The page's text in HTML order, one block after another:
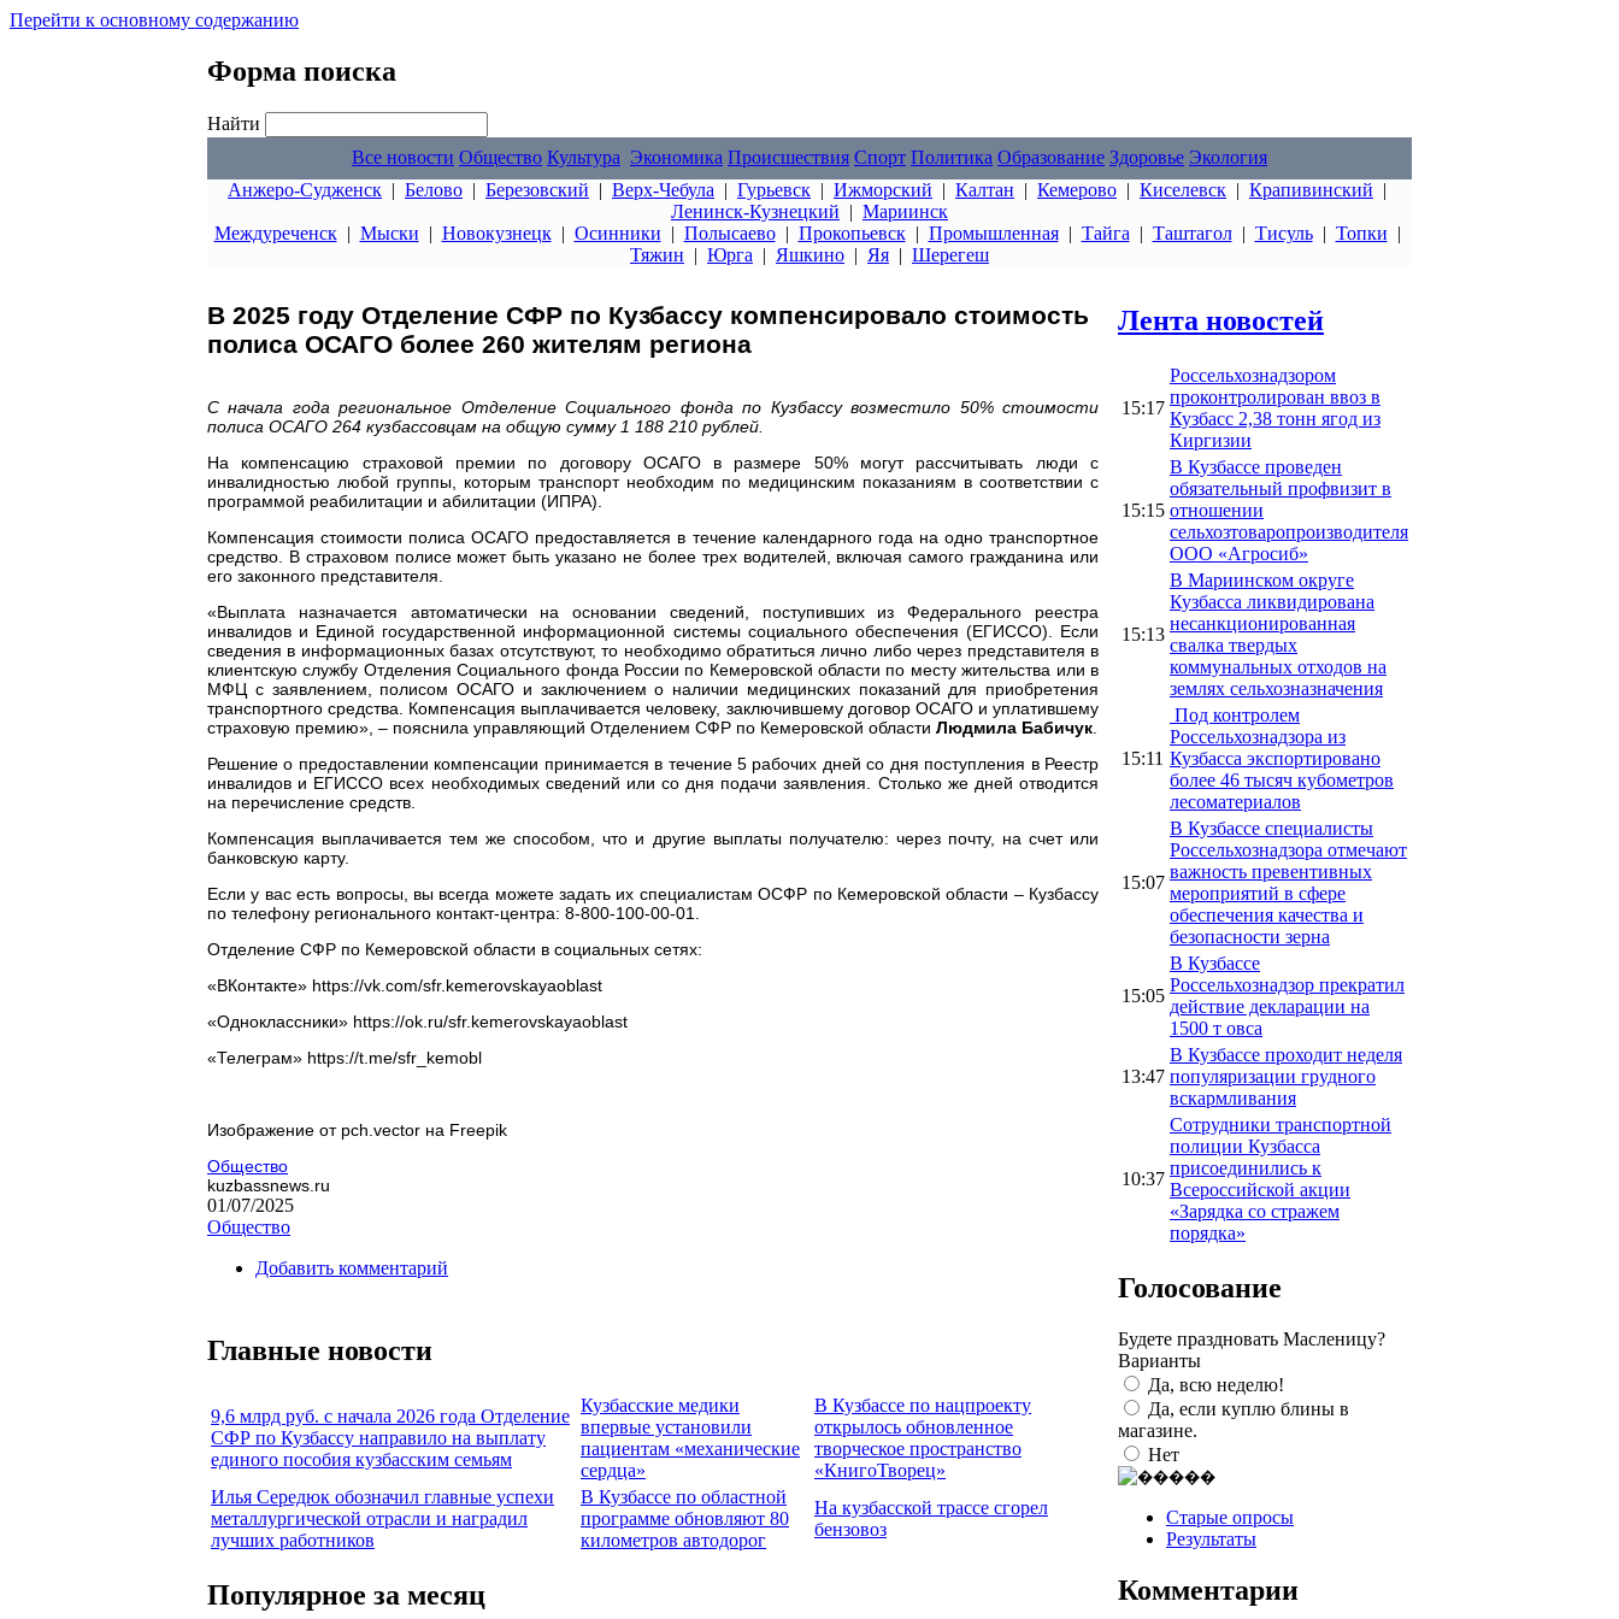
Перейти к основному содержанию
Форма поиска
Найти
Все новости Общество Культура Экономика Происшествия Спорт Политика Образование Здоровье Экология
Анжеро-Судженск | Белово | Березовский | Верх-Чебула | Гурьевск | Ижморский | Калтан | Кемерово | Киселевск | Крапивинский |
Ленинск-Кузнецкий | Мариинск
Междуреченск| Мыски | Новокузнецк| Осинники | Полысаево| Прокопьевск| Промышленная| Тайга | Таштагол| Тисуль| Топки |
Тяжин | Юрга | Яшкино | Яя | Шерегеш
В 2025 году Отделение СФР по Кузбассу компенсировало стоимость
полиса ОСАГО более 260 жителям региона
С начала года региональное Отделение Социального фонда по Кузбассу возместило 50% стоимости
полиса ОСАГО 264 кузбассовцам на общую сумму 1 188 210 рублей.
На компенсацию страховой премии по договору ОСАГО в размере 50% могут рассчитывать люди с
инвалидностью любой группы, которым транспорт необходим по медицинским показаниям в соответствии с
программой реабилитации и абилитации (ИПРА).
Компенсация стоимости полиса ОСАГО предоставляется в течение календарного года на одно транспортное
средство. В страховом полисе может быть указано не более трех водителей, включая самого гражданина или
его законного представителя.
«Выплата назначается автоматически на основании сведений, поступивших из Федерального реестра
инвалидов и Единой государственной информационной системы социального обеспечения (ЕГИССО). Если
сведения в информационных базах отсутствуют, то необходимо обратиться лично либо через представителя в
клиентскую службу Отделения Социального фонда России по Кемеровской области по месту жительства или в
МФЦ с заявлением, полисом ОСАГО и заключением о наличии медицинских показаний для приобретения
транспортного средства. Компенсация выплачивается человеку, заключившему договор ОСАГО и уплатившему
страховую премию», – пояснила управляющий Отделением СФР по Кемеровской области Людмила Бабичук
Решение о предоставлении компенсации принимается в течение 5 рабочих дней со дня поступления в Реестр
инвалидов и ЕГИССО всех необходимых сведений или со дня подачи заявления. Столько же дней отводится
на перечисление средств.
Компенсация выплачивается тем же способом, что и другие выплаты получателю: через почту, на счет или
банковскую карту.
Если у вас есть вопросы, вы всегда можете задать их специалистам ОСФР по Кемеровской области – Кузбассу
по телефону регионального контакт-центра: 8-800-100-00-01.
Отделение СФР по Кемеровской области в социальных сетях:
«ВКонтакте» https://vk.com/sfr.kemerovskayaoblast
«Одноклассники» https://ok.ru/sfr.kemerovskayaoblast
«Телеграм» https://t.me/sfr_kemobl
Изображение от pch.vector на Freepik
Общество
kuzbassnews.ru
01/07/2025
Общество
Добавить комментарий
Главные новости
9,6 млрд руб. с начала 2026 года Отделение
СФР по Кузбассу направило на выплату
единого пособия кузбасским семьям
Кузбасские медики
впервые установили
пациентам «механические
сердца»
В Кузбассе по нацпроекту
открылось обновленное
творческое пространство
«КнигоТворец»
Илья Середюк обозначил главные успехи
металлургической отрасли и наградил
лучших работников
В Кузбассе по областной
программе обновляют 80
километров автодорог
На кузбасской трассе сгорел
бензовоз
Популярное за месяц
Лента новостей
15:17
Россельхознадзором
проконтролирован ввоз в
Кузбасс 2,38 тонн ягод из
Киргизии
15:15
В Кузбассе проведен
обязательный профвизит в
отношении
сельхозтоваропроизводителя
ООО «Агросиб»
15:13
В Мариинском округе
Кузбасса ликвидирована
несанкционированная
свалка твердых
коммунальных отходов на
землях сельхозназначения
15:11
Под контролем
Россельхознадзора из
Кузбасса экспортировано
более 46 тысяч кубометров
лесоматериалов
15:07
В Кузбассе специалисты
Россельхознадзора отмечают
важность превентивных
мероприятий в сфере
обеспечения качества и
безопасности зерна
15:05
В Кузбассе
Россельхознадзор прекратил
действие декларации на
1500 т овса
13:47
В Кузбассе проходит неделя
популяризации грудного
вскармливания
10:37
Сотрудники транспортной
полиции Кузбасса
присоединились к
Всероссийской акции
«Зарядка со стражем
порядка»
Голосование
Будете праздновать Масленицу?
Варианты
Да, всю неделю!
Да, если куплю блины в
магазине.
Нет
Старые опросы
Результаты
Комментарии